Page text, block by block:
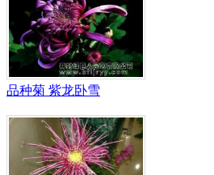
品种菊 紫龙卧雪